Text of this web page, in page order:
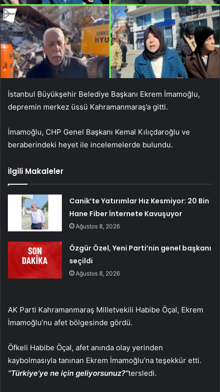
İstanbul Büyükşehir Belediye Başkanı Ekrem İmamoğlu,
depremin merkez üssü Kahramanmaraş’a gitti.
İmamoğlu, CHP Genel Başkanı Kemal Kılıçdaroğlu ve
beraberindeki heyet ile incelemelerde bulundu.
İlgili Makaleler
Canik’te Yatırımlar Hız Kesmiyor: 20 Bin
Hane Fiber İnternete Kavuşuyor
Ağustos 8, 2026
Özgür Özel, Yeni Parti’nin genel başkanı
seçildi
Ağustos 8, 2026
AK Parti Kahramanmaraş Milletvekili Habibe Öçal, Ekrem
İmamoğlu’nu afet bölgesinde gördü.
Öfkeli Habibe Öçal, afet anında olay yerinden
kaybolmasıyla tanınan Ekrem İmamoğlu’na teşekkür etti.
“Türkiye’ye ne için geliyorsunuz?”tersledi.